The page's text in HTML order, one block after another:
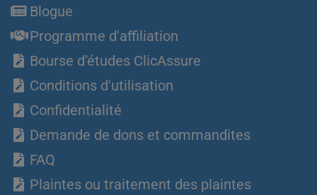
Blogue
Programme d'affiliation
Bourse d’études ClicAssure
Conditions d'utilisation
Confidentialité
Demande de dons et commandites
FAQ
Plaintes ou traitement des plaintes